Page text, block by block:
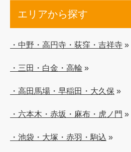
エリアから探す
・中野・高円寺・荻窪・吉祥寺 »
・三田・白金・高輪 »
・高田馬場・早稲田・大久保 »
・六本木・赤坂・麻布・虎ノ門 »
・池袋・大塚・赤羽・駒込 »